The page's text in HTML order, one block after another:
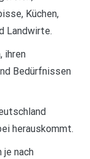
Küchen,
Landwirte.
ihren
Bedürfnissen
herauskommt.
je nach